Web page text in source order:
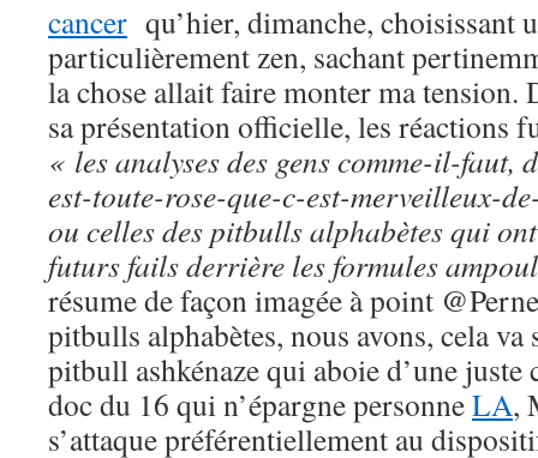
cancer qu’hier, dimanche, choisissant
particulièrement zen, sachant
la chose allait faire monter ma tension.
sa présentation officielle, les réactions
« les analyses des gens comme-il-faut,
est-toute-rose-que-c-est-merveilleux-
ou celles des pitbulls alphabètes qui
futurs fails derrière les formules
résume de façon imagée à point
pitbulls alphabètes, nous avons, cela
pitbull ashkénaze qui aboie d’une juste
doc du 16 qui n’épargne personneLA,
s’attaque préférentiellement au